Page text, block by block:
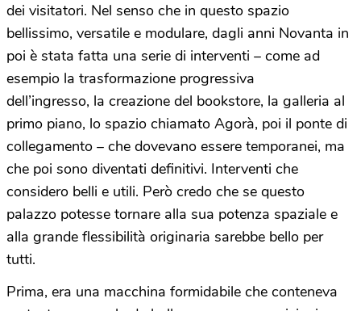
dei visitatori. Nel senso che in questo spazio
bellissimo, versatile e modulare, dagli anni Novanta in
poi è stata fatta una serie di interventi – come ad
esempio la trasformazione progressiva
dell’ingresso, la creazione del bookstore, la galleria al
primo piano, lo spazio chiamato Agorà, poi il ponte di
collegamento – che dovevano essere temporanei, ma
che poi sono diventati definitivi. Interventi che
considero belli e utili. Però credo che se questo
palazzo potesse tornare alla sua potenza spaziale e
alla grande flessibilità originaria sarebbe bello per
tutti.
Prima, era una macchina formidabile che conteneva